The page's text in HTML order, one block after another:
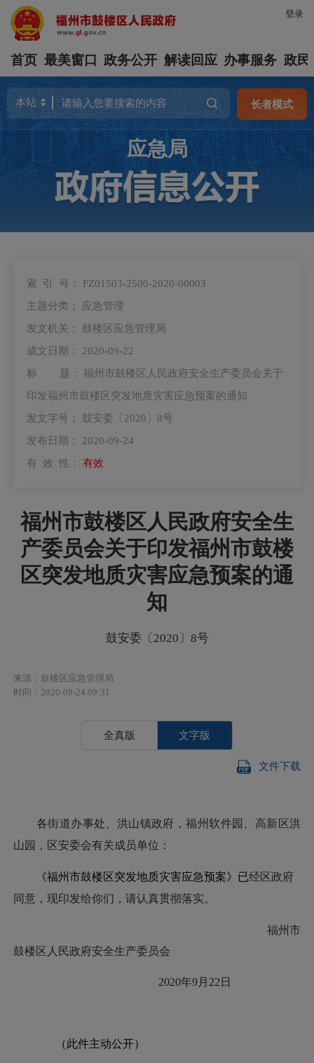
登录
首页 最美窗口 政务公开 解读回应 办事服务 政民
长者模式
应急局
索 引 号： FZ01503-2500-2020-00003
主题分类： 应急管理
发文机关： 鼓楼区应急管理局
成文日期： 2020-09-22
标 题： 福州市鼓楼区人民政府安全生产委员会关于
印发福州市鼓楼区突发地质灾害应急预案的通知
发文字号： 鼓安委〔2020〕8号
发布日期： 2020-09-24
有 效 性： 有效
福州市鼓楼区人民政府安全生
产委员会关于印发福州市鼓楼
区突发地质灾害应急预案的通
知
鼓安委〔2020〕8号
来源：鼓楼区应急管理局
时间：2020-09-24 09:31
全真版 文字版
文件下载
各街道办事处、洪山镇政府，福州软件园、高新区洪
山园，区安委会有关成员单位：
《福州市鼓楼区突发地质灾害应急预案》已经区政府
同意，现印发给你们，请认真贯彻落实。
福州市
鼓楼区人民政府安全生产委员会
2020年9月22日
（此件主动公开）